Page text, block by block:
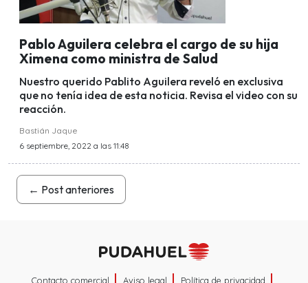
Pablo Aguilera celebra el cargo de su hija
Ximena como ministra de Salud
Nuestro querido Pablito Aguilera reveló en exclusiva
que no tenía idea de esta noticia. Revisa el video con su
reacción.
Bastián Jaque
6 septiembre, 2022 a las 11:48
← Post anteriores
Contacto comercial Aviso legal Política de privacidad